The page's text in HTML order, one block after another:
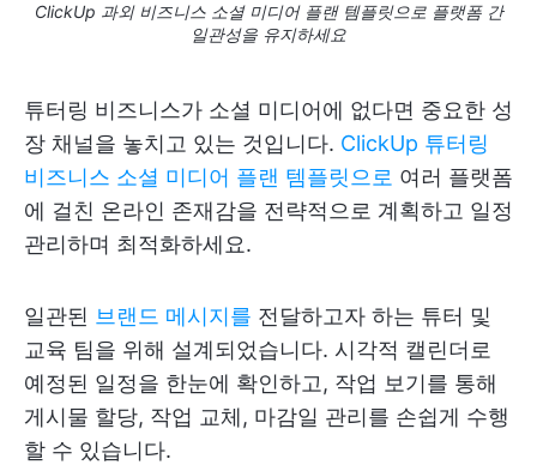
ClickUp 과외 비즈니스 소셜 미디어 플랜 템플릿으로 플랫폼 간
일관성을 유지하세요
튜터링 비즈니스가 소셜 미디어에 없다면 중요한 성
장 채널을 놓치고 있는 것입니다. ClickUp 튜터링
비즈니스 소셜 미디어 플랜 템플릿으로 여러 플랫폼
에 걸친 온라인 존재감을 전략적으로 계획하고 일정
관리하며 최적화하세요.
일관된 브랜드 메시지를 전달하고자 하는 튜터 및
교육 팀을 위해 설계되었습니다. 시각적 캘린더로
예정된 일정을 한눈에 확인하고, 작업 보기를 통해
게시물 할당, 작업 교체, 마감일 관리를 손쉽게 수행
할 수 있습니다.